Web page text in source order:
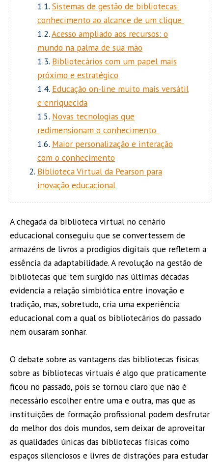
1.1. Sistemas de gestão de bibliotecas:
conhecimento ao alcance de um clique
1.2.Acesso ampliado aos recursos: o
mundo na palma de sua mão
1.3. Bibliotecários com um papel mais
próximo e estratégico
1.4. Educação on-line muito mais versátil
e enriquecida
1.5. Novas tecnologias que
redimensionam o conhecimento
1.6. Maior personalização e interação
com o conhecimento
Biblioteca Virtual da Pearson para
inovação educacional
A chegada da biblioteca virtual no cenário
educacional conseguiu que se convertessem de
armazéns de livros a prodígios digitais que refletem a
essência da adaptabilidade. A revolução na gestão de
bibliotecas que tem surgido nas últimas décadas
evidencia a relação simbiótica entre inovação e
tradição, mas, sobretudo, cria uma experiência
educacional com a qual os bibliotecários do passado
nem ousaram sonhar.
O debate sobre as vantagens das bibliotecas físicas
sobre as bibliotecas virtuais é algo que praticamente
ficou no passado, pois se tornou claro que não é
necessário escolher entre uma e outra, mas que as
instituições de formação profissional podem desfrutar
do melhor dos dois mundos, sem deixar de aproveitar
as qualidades únicas das bibliotecas físicas como
espaços silenciosos e livres de distrações para estudar